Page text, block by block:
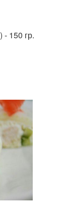
150 гр.